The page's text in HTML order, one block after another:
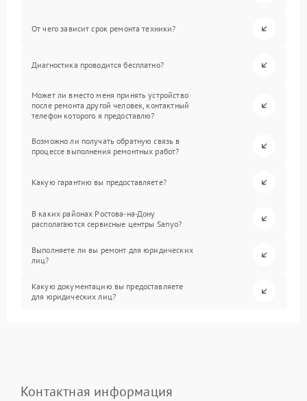
От чего зависит срок ремонта техники?
Диагностика проводится бесплатно?
Может ли вместо меня принять устройство
после ремонта другой человек, контактный
телефон которого я предоставлю?
Возможно ли получать обратную связь в
процессе выполнения ремонтных работ?
Какую гарантию вы предоставляете?
В каких районах Ростова-на-Дону
располагаются сервисные центры Sanyo?
Выполняете ли вы ремонт для юридических
лиц?
Какую документацию вы предоставляете
для юридических лиц?
Контактная информация